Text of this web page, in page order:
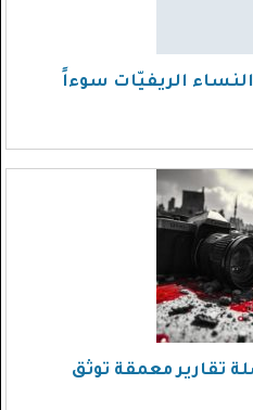
النساء الريفيّات سوءاً
تقارير معمقة توثق